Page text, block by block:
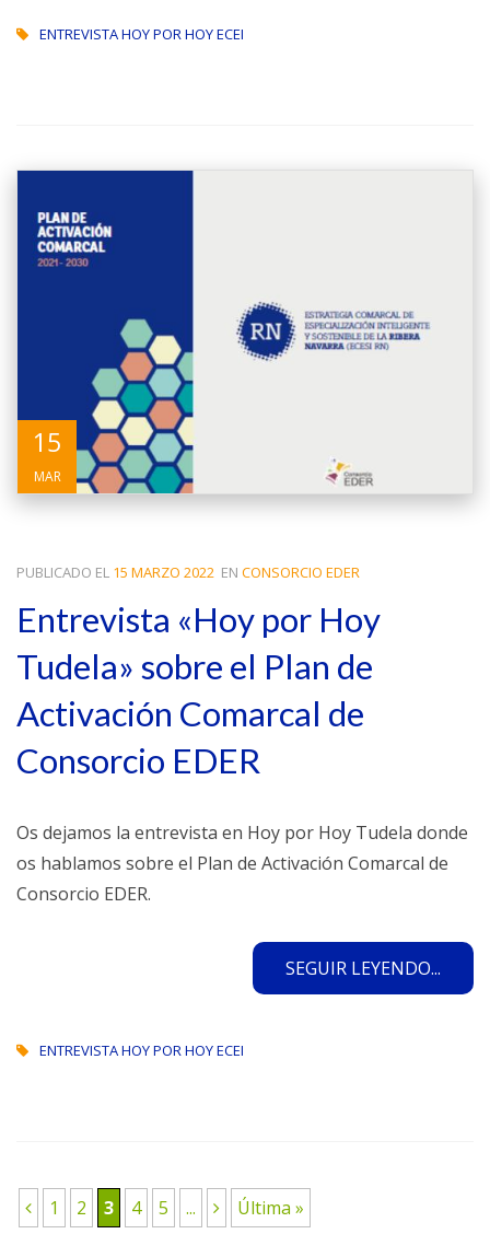
ENTREVISTA HOY POR HOY ECEI
15
MAR
PUBLICADO EL 15 MARZO 2022 EN CONSORCIO EDER
Entrevista «Hoy por Hoy
Tudela» sobre el Plan de
Activación Comarcal de
Consorcio EDER
Os dejamos la entrevista en Hoy por Hoy Tudela donde
os hablamos sobre el Plan de Activación Comarcal de
Consorcio EDER.
SEGUIR LEYENDO...
ENTREVISTA HOY POR HOY ECEI
1 2 3 4 5 ... Última »